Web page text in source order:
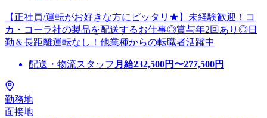
【正社員/運転がお好きな方にピッタリ★】未経験歓迎！コ
カ・コーラ社の製品を配送するお仕事◎賞与年2回あり◎日
勤＆長距離運転なし！他業種からの転職者活躍中
配送・物流スタッフ 月給232,500円〜277,500円
勤務地
面接地